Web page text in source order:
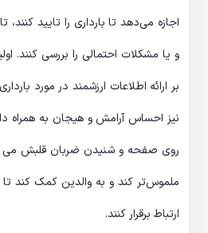
اجازه می‌دهد تا بارداری را تایید کنند،
و یا مشکلات احتمالی را بررسی کنند.
بر ارائه اطلاعات ارزشمند در مورد
نیز احساس آرامش و هیجان به همراه
روی صفحه و شنیدن ضربان قلبش می
ملموس‌تر کند و به والدین کمک کند
ارتباط برقرار کنند.